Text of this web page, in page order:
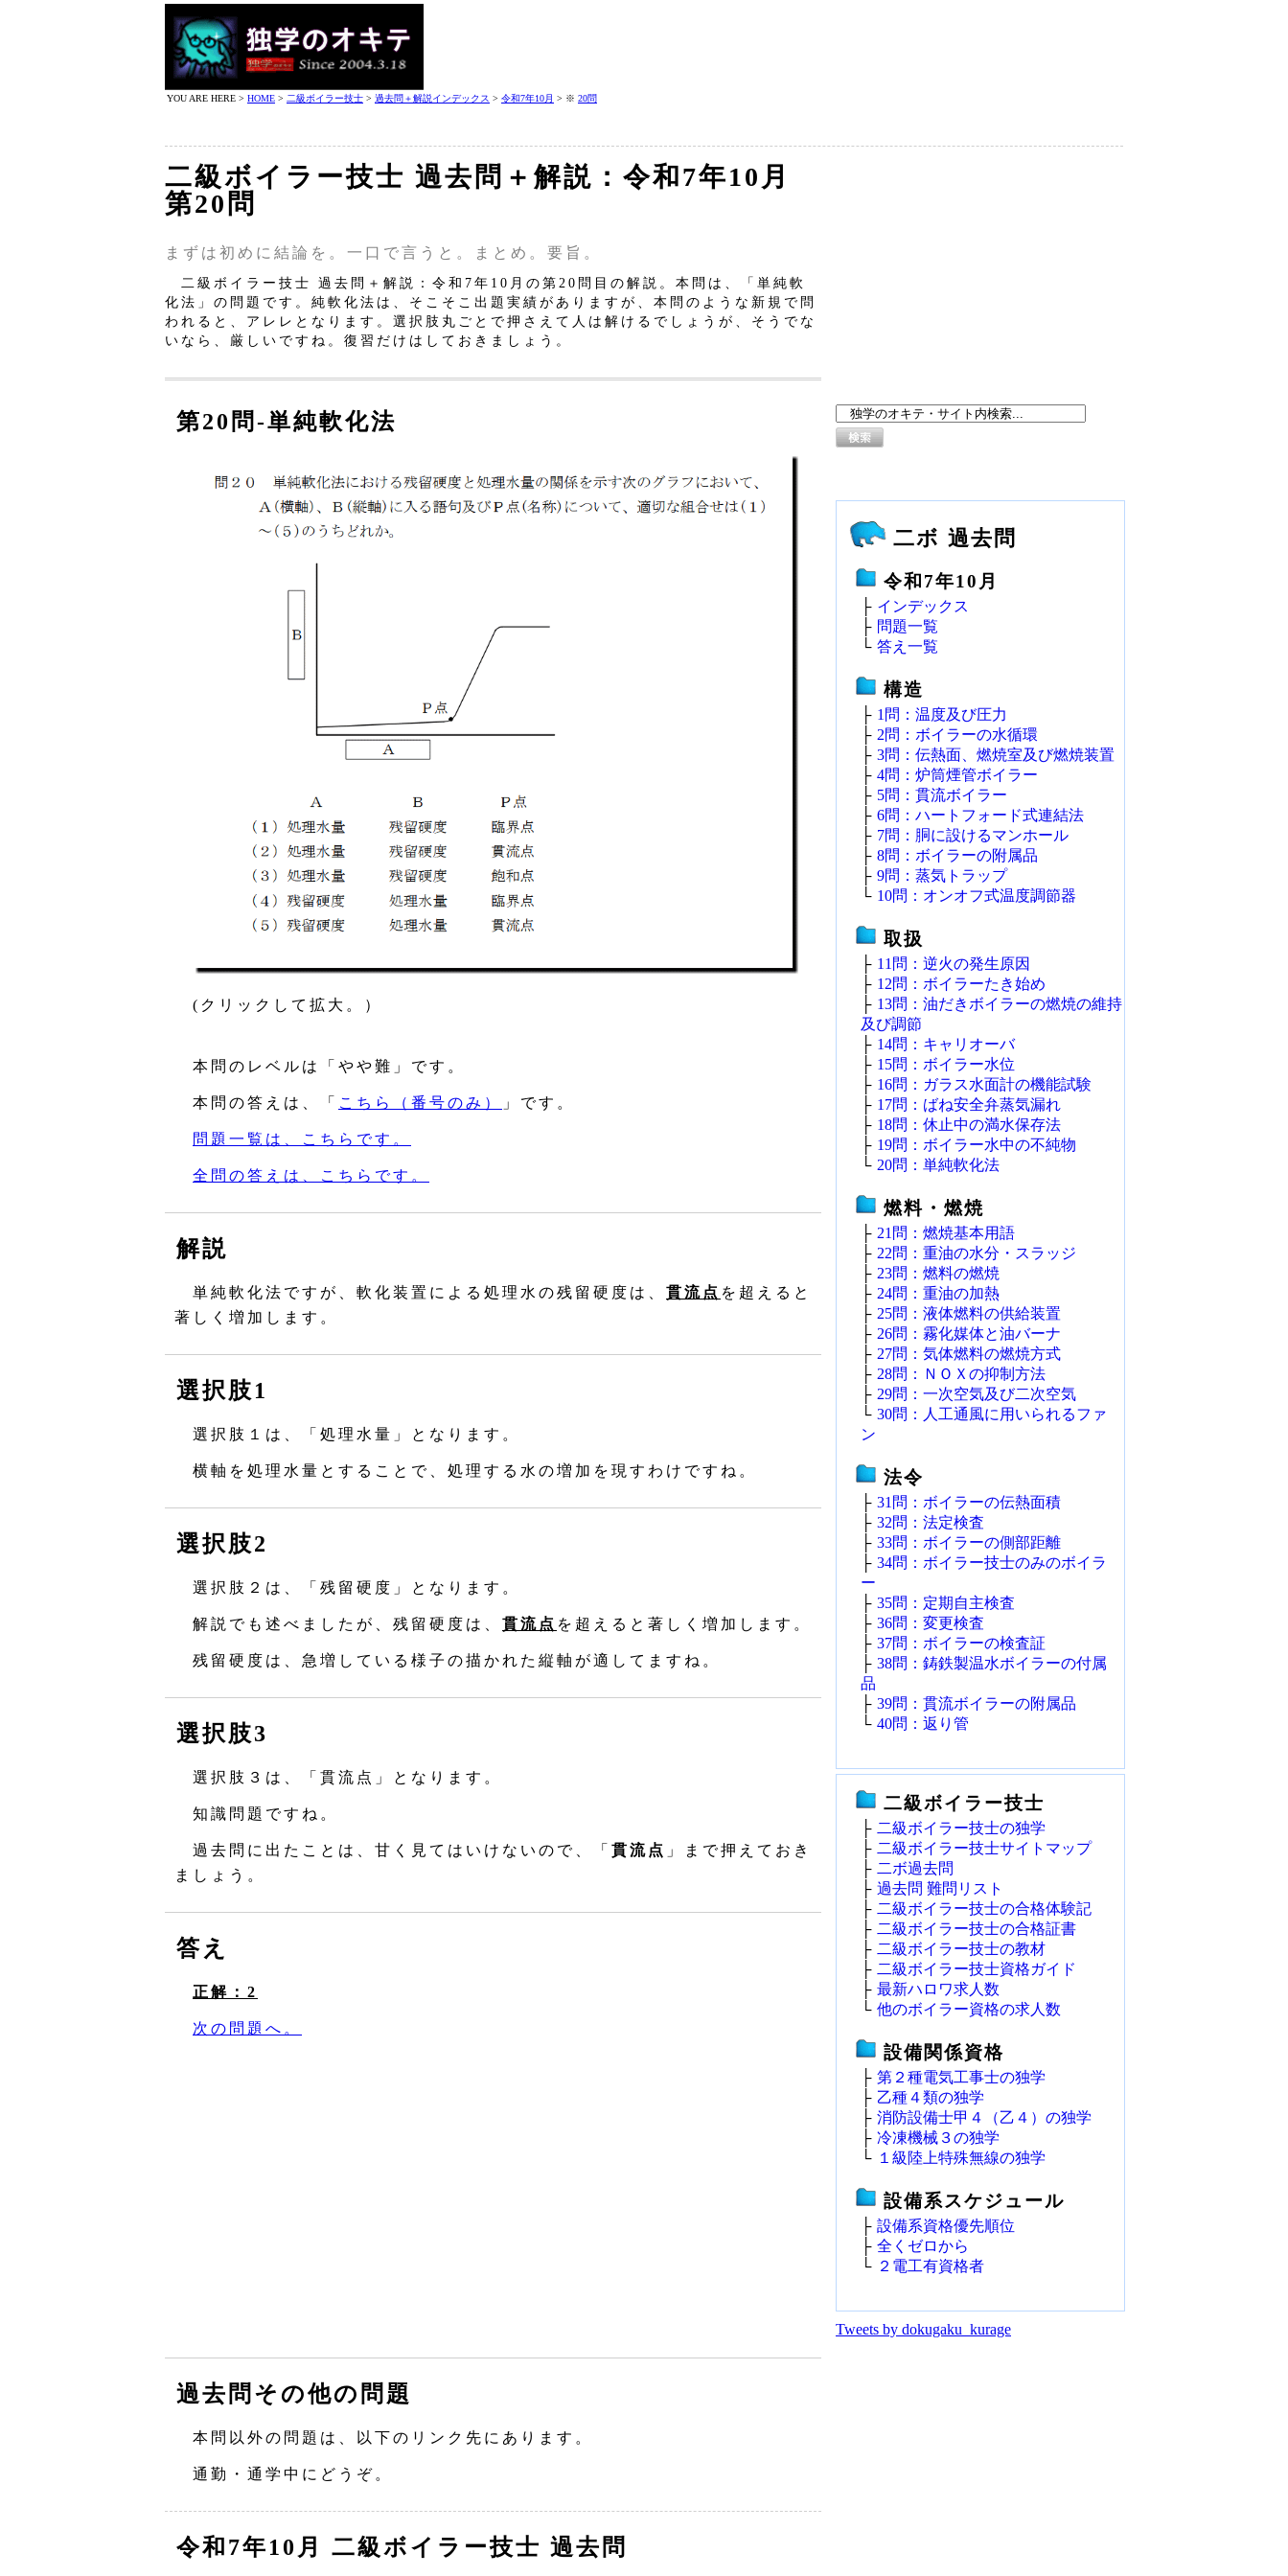
YOU ARE HERE > HOME > 二級ボイラー技士 > 過去問＋解説インデックス > 令和7年10月 > ※ 20問
二級ボイラー技士 過去問＋解説：令和7年10月
第20問
まずは初めに結論を。一口で言うと。まとめ。要旨。
二級ボイラー技士 過去問＋解説：令和7年10月の第20問目の解説。本問は、「単純軟
化法」の問題です。純軟化法は、そこそこ出題実績がありますが、本問のような新規で問
われると、アレレとなります。選択肢丸ごとで押さえて人は解けるでしょうが、そうでな
いなら、厳しいですね。復習だけはしておきましょう。
第20問‐単純軟化法
(クリックして拡大。）
本問のレベルは「やや難」です。
本問の答えは、「 こちら（番号のみ） 」です。
問題一覧は、こちらです。
全問の答えは、こちらです。
解説
単純軟化法ですが、軟化装置による処理水の残留硬度は、 貫流点 を超えると
著しく増加します。
選択肢1
選択肢１は、「処理水量」となります。
横軸を処理水量とすることで、処理する水の増加を現すわけですね。
選択肢2
選択肢２は、「残留硬度」となります。
解説でも述べましたが、残留硬度は、 貫流点 を超えると著しく増加します。
残留硬度は、急増している様子の描かれた縦軸が適してますね。
選択肢3
選択肢３は、「貫流点」となります。
知識問題ですね。
過去問に出たことは、甘く見てはいけないので、「 貫流点 」まで押えておき
ましょう。
答え
正解：2
次の問題へ。
過去問その他の問題
本問以外の問題は、以下のリンク先にあります。
通勤・通学中にどうぞ。
令和7年10月 二級ボイラー技士 過去問
二ボ 過去問
令和7年10月
├ インデックス
├ 問題一覧
└ 答え一覧
構造
├ 1問：温度及び圧力
├ 2問：ボイラーの水循環
├ 3問：伝熱面、燃焼室及び燃焼装置
├ 4問：炉筒煙管ボイラー
├ 5問：貫流ボイラー
├ 6問：ハートフォード式連結法
├ 7問：胴に設けるマンホール
├ 8問：ボイラーの附属品
├ 9問：蒸気トラップ
└ 10問：オンオフ式温度調節器
取扱
├ 11問：逆火の発生原因
├ 12問：ボイラーたき始め
├ 13問：油だきボイラーの燃焼の維持
及び調節
├ 14問：キャリオーバ
├ 15問：ボイラー水位
├ 16問：ガラス水面計の機能試験
├ 17問：ばね安全弁蒸気漏れ
├ 18問：休止中の満水保存法
├ 19問：ボイラー水中の不純物
└ 20問：単純軟化法
燃料・燃焼
├ 21問：燃焼基本用語
├ 22問：重油の水分・スラッジ
├ 23問：燃料の燃焼
├ 24問：重油の加熱
├ 25問：液体燃料の供給装置
├ 26問：霧化媒体と油バーナ
├ 27問：気体燃料の燃焼方式
├ 28問：ＮＯＸの抑制方法
├ 29問：一次空気及び二次空気
└ 30問：人工通風に用いられるファ
ン
法令
├ 31問：ボイラーの伝熱面積
├ 32問：法定検査
├ 33問：ボイラーの側部距離
├ 34問：ボイラー技士のみのボイラ
ー
├ 35問：定期自主検査
├ 36問：変更検査
├ 37問：ボイラーの検査証
├ 38問：鋳鉄製温水ボイラーの付属
品
├ 39問：貫流ボイラーの附属品
└ 40問：返り管
二級ボイラー技士
├ 二級ボイラー技士の独学
├ 二級ボイラー技士サイトマップ
├ 二ボ過去問
├ 過去問 難問リスト
├ 二級ボイラー技士の合格体験記
├ 二級ボイラー技士の合格証書
├ 二級ボイラー技士の教材
├ 二級ボイラー技士資格ガイド
├ 最新ハロワ求人数
└ 他のボイラー資格の求人数
設備関係資格
├ 第２種電気工事士の独学
├ 乙種４類の独学
├ 消防設備士甲４（乙４）の独学
├ 冷凍機械３の独学
└ １級陸上特殊無線の独学
設備系スケジュール
├ 設備系資格優先順位
├ 全くゼロから
└ ２電工有資格者
Tweets by dokugaku_kurage